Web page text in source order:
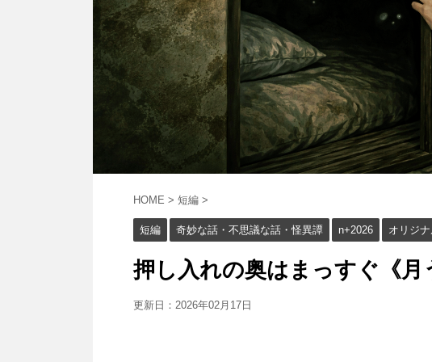
HOME > 短編 >
短編 奇妙な話・不思議な話・怪異譚 n+2026 オリジ
押し入れの奥はまっすぐ《月
更新日： 2026年02月17日